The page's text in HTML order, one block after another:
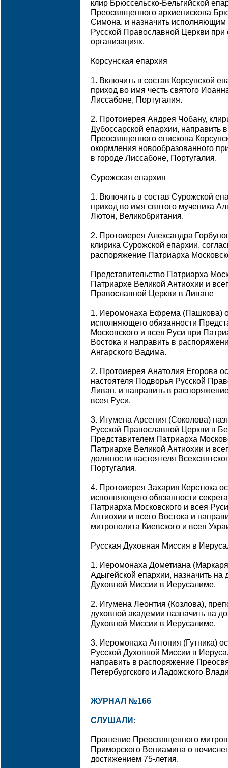
клир Брюссельско-Бельгийской
Преосвященного архиепископа
Симона, и назначить исполняющим
Русской Православной Церкви
организациях.
Корсунская епархия
1. Включить в состав Корсунской
приход во имя честь святого
Лиссабоне, Португалия.
2. Протоиерея Андрея Чобану,
Дубоссарской епархии, направить
Преосвященного епископа
окормления новообразованного
в городе Лиссабоне, Португалия.
Сурожская епархия
1. Включить в состав Сурожской
приход во имя святого мученика
Лютон, Великобритания.
2. Протоиерея Александра
клирика Сурожской епархии,
распоряжение Патриарха
Представительство Патриарха
Патриархе Великой Антиохии и
Православной Церкви в Ливане
1. Иеромонаха Ефрема (Пашкова)
исполняющего обязанности
Московского и всея Руси при
Востока и направить в
Ангарского Вадима.
2. Протоиерея Анатолия Егорова
настоятеля Подворья Русской
Ливан, и направить в
всея Руси.
3. Игумена Арсения (Соколова)
Русской Православной Церкви в
Представителем Патриарха
Патриархе Великой Антиохии и
должности настоятеля
Португалия.
4. Протоиерея Захария Керстюка
исполняющего обязанности
Патриарха Московского и всея
Антиохии и всего Востока и
митрополита Киевского и всея
Русская Духовная Миссия в
1. Иеромонаха Дометиана
Адыгейской епархии, назначить на
Духовной Миссии в Иерусалиме.
2. Игумена Леонтия (Козлова),
духовной академии назначить на
Духовной Миссии в Иерусалиме.
3. Иеромонаха Антония (Гутника)
Русской Духовной Миссии в
направить в распоряжение
Петербургского и Ладожского
ЖУРНАЛ №166
СЛУШАЛИ:
Прошение Преосвященного
Приморского Вениамина о
достижением 75-летия.